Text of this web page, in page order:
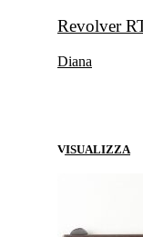
Revolver
Diana
VISUALIZZA